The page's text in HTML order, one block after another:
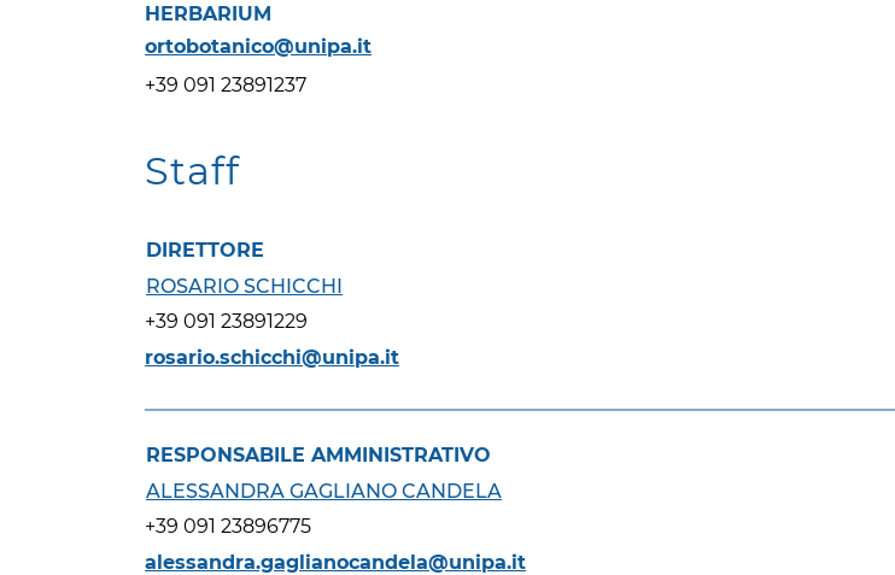
HERBARIUM
ortobotanico@unipa.it
+39 091 23891237
Staff
DIRETTORE
ROSARIO SCHICCHI
+39 091 23891229
rosario.schicchi@unipa.it
RESPONSABILE AMMINISTRATIVO
ALESSANDRA GAGLIANO CANDELA
+39 091 23896775
alessandra.gaglianocandela@unipa.it